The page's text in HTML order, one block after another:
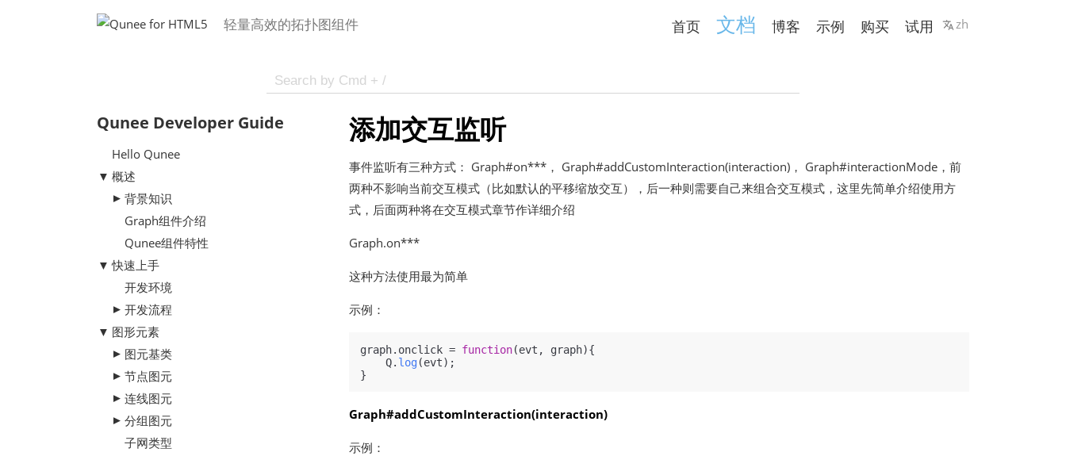
轻量高效的拓扑图组件 首页 文档 博客 示例 购买 试用 zh
Qunee Developer Guide
Hello Qunee
概述
背景知识
Graph组件介绍
Qunee组件特性
快速上手
开发环境
开发流程
图形元素
图元基类
节点图元
连线图元
分组图元
子网类型
添加交互监听
事件监听有三种方式： Graph#on***， Graph#addCustomInteraction(interaction)， Graph#interactionMode，前
两种不影响当前交互模式（比如默认的平移缩放交互），后一种则需要自己来组合交互模式，这里先简单介绍使用方
式，后面两种将在交互模式章节作详细介绍
Graph.on***
这种方法使用最为简单
示例：
graph. onclick = function(evt, graph){
    Q.
log (evt);
Graph#addCustomInteraction(interaction)
示例：